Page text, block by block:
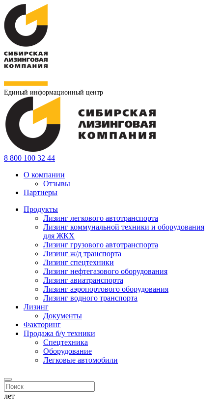
Единый информационный центр
8 800 100 32 44
О компании
Отзывы
Партнеры
Продукты
Лизинг легкового автотранспорта
Лизинг коммунальной техники и оборудования
для ЖКХ
Лизинг грузового автотранспорта
Лизинг ж/д транспорта
Лизинг спецтехники
Лизинг нефтегазового оборудования
Лизинг авиатранспорта
Лизинг аэропортового оборудования
Лизинг водного транспорта
Лизинг
Документы
Факторинг
Продажа б/у техники
Спецтехника
Оборудование
Легковые автомобили
лет